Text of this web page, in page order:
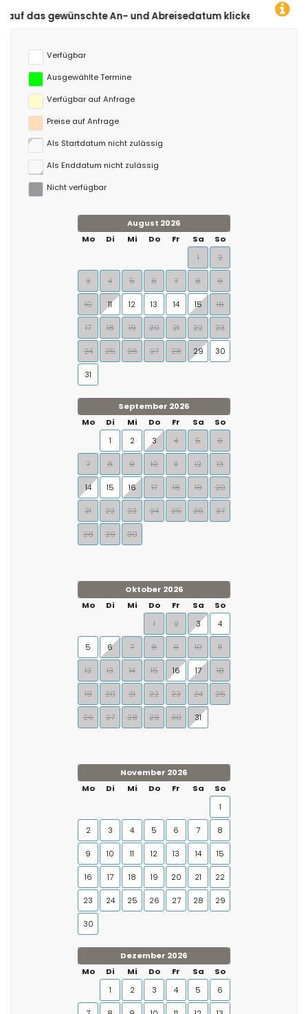
An- und Abreisedatum klicken!
Verfügbar
Ausgewählte Termine
Verfügbar auf Anfrage
Preise auf Anfrage
Als Startdatum nicht zulässig
Als Enddatum nicht zulässig
Nicht verfügbar
August 2026
Mo
Di Mi Do Fr Sa
So
1
2
3 4 5 6 7 8 9
10 11 12 13 14 15 16
17 18 19 20 21 22 23
24 25 26 27 28 29 30
31
September 2026
Mo
Di Mi Do Fr Sa
So
1
2 3 4 5 6
7 8 9 10 11 12 13
14 15 16 17 18 19 20
21 22 23 24 25 26 27
28 29 30
Oktober 2026
Mo
Di Mi Do Fr Sa
So
1
2 3 4
5 6 7 8 9 10 11
12 13 14 15 16 17 18
19 20 21 22 23 24 25
26 27 28 29 30 31
November 2026
Mo
Di Mi Do Fr Sa
So
1
2 3 4 5 6 7 8
9 10 11 12 13 14 15
16 17 18 19 20 21 22
23 24 25 26 27 28 29
30
Dezember 2026
Mo
Di Mi Do Fr Sa
So
1
2 3 4 5 6